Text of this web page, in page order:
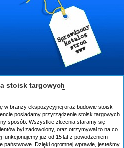
stoisk targowych
w branży ekspozycyjnej oraz budowie stoisk
posiadamy przyrządzenie stoisk targowych
sposób. Wszystkie zlecenia staramy się
był zadowolony, oraz otrzymywał to na co
funkcjonujemy już od 15 lat z powodzeniem
państwowe. Dzięki ogromnej wprawie, jesteśmy